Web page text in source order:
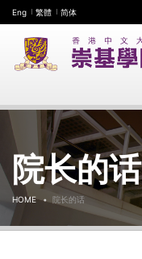
Eng 繁體 简体
院长的话
HOME 院长的话